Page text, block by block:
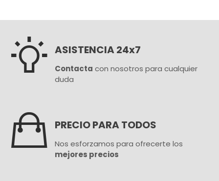
 ASISTENCIA 24x7
Contacta con nosotros para cualquier
duda
 PRECIO PARA TODOS
Nos esforzamos para ofrecerte los
mejores precios